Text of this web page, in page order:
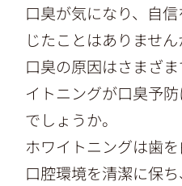
口臭が気になり、自
じたことはありません
口臭の原因はさまざ
イトニングが口臭予
でしょうか。
ホワイトニングは歯を
口腔環境を清潔に保